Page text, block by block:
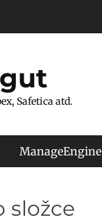
Safetica atd.
ManageEngine
složce